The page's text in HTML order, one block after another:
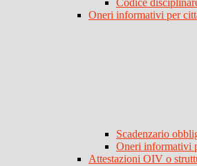
Codice
Oneri informativi per
Scadenzario
Oneri informativi
Attestazioni OIV o